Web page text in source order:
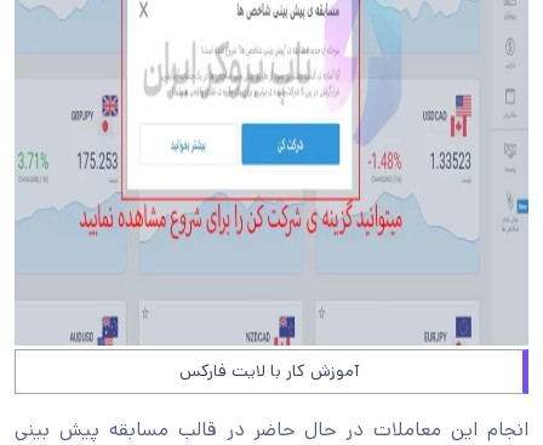
آموزش کار با لایت فارکس
انجام این معاملات در حال حاضر در قالب مسابقه پیش بینی